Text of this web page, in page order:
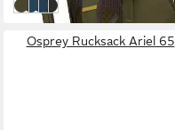
moss green
Atlas Blue
atlas blue
Black
Osprey Rucksack Ariel 65